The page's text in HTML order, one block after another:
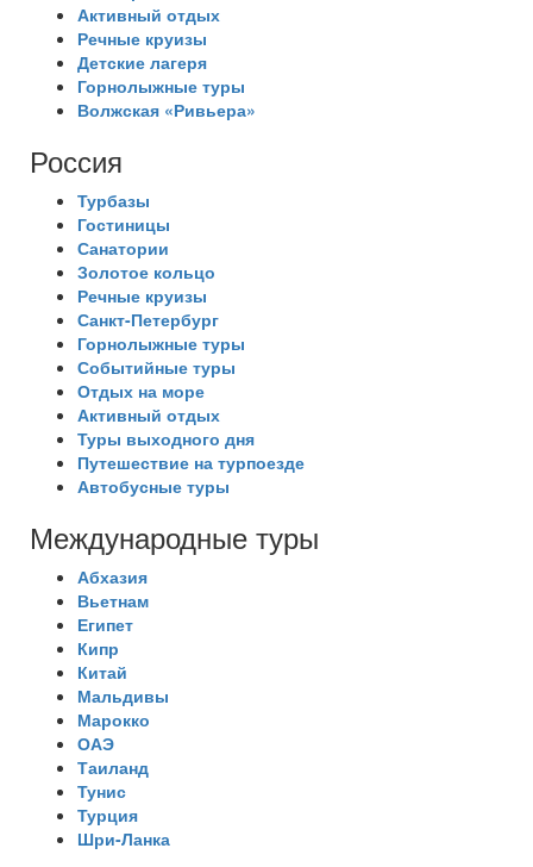
Активный отдых
Речные круизы
Детские лагеря
Горнолыжные туры
Волжская «Ривьера»
Россия
Турбазы
Гостиницы
Санатории
Золотое кольцо
Речные круизы
Санкт-Петербург
Горнолыжные туры
Событийные туры
Отдых на море
Активный отдых
Туры выходного дня
Путешествие на турпоезде
Автобусные туры
Международные туры
Абхазия
Вьетнам
Египет
Кипр
Китай
Мальдивы
Марокко
ОАЭ
Таиланд
Тунис
Турция
Шри-Ланка